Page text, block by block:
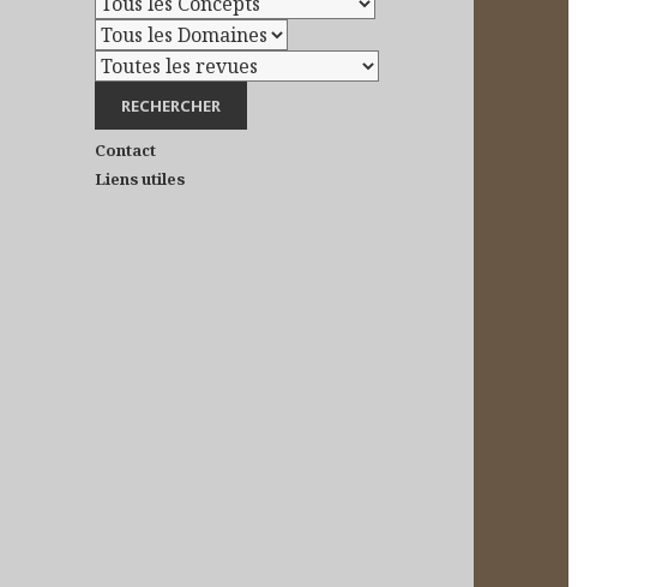
Contact
Liens utiles